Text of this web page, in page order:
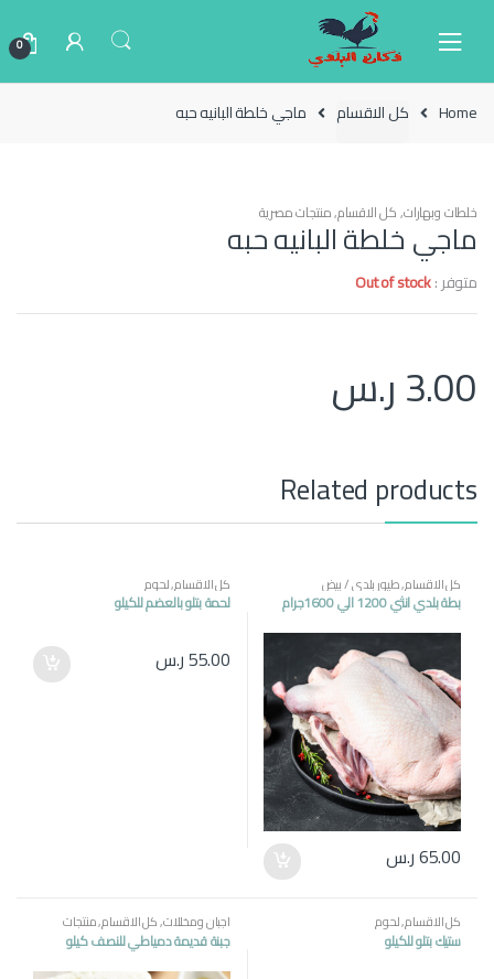
0
Home كل الاقسام ماجي خلطة البانيه حبه
خلطات وبهارات,كل الاقسام,منتجات مصرية
ماجي خلطة البانيه حبه
متوفر :Out of stock
3.00ر.س
Related products
كل الاقسام,طيور بلدي / بيض
بطة بلدي انثي 1200 الي 1600جرام
65.00ر.س
كل الاقسام,لحوم
لحمة بتلو بالعضم للكيلو
55.00ر.س
كل الاقسام,لحوم
ستيك بتلو للكيلو
اجبان ومخللات,كل الاقسام,منتجات
مصرية
جبنة قديمة دمياطي للنصف كيلو